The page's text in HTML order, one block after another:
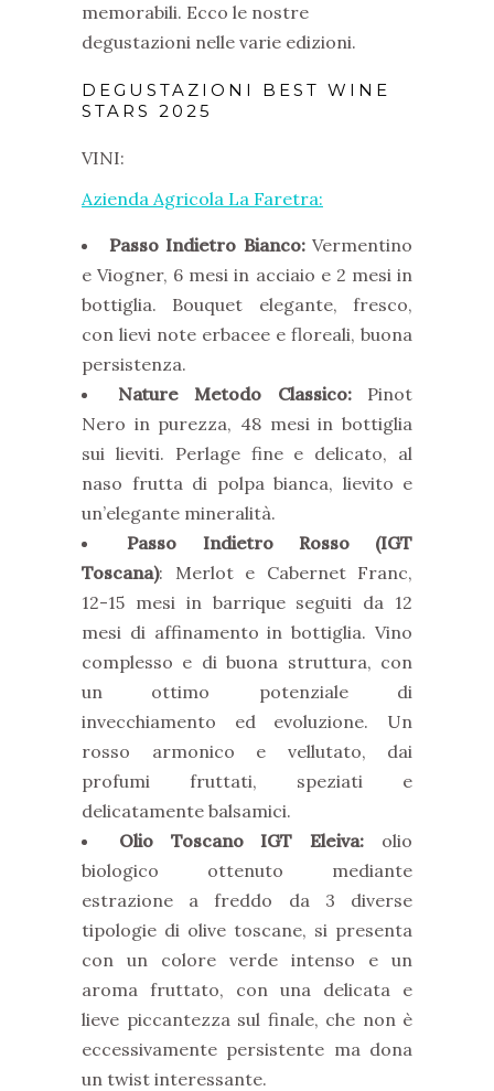
memorabili. Ecco le nostre
degustazioni nelle varie edizioni.
DEGUSTAZIONI BEST WINE
STARS 2025
VINI:
Azienda Agricola La Faretra:
Passo Indietro Bianco:Vermentino
e Viogner, 6 mesi in acciaio e 2 mesi in
bottiglia. Bouquet elegante, fresco,
con lievi note erbacee e floreali, buona
persistenza.
Nature Metodo Classico:Pinot
Nero in purezza, 48 mesi in bottiglia
sui lieviti. Perlage fine e delicato, al
naso frutta di polpa bianca, lievito e
un’elegante mineralità.
Passo Indietro Rosso (IGT
Toscana): Merlot e Cabernet Franc,
12-15 mesi in barrique seguiti da 12
mesi di affinamento in bottiglia. Vino
complesso e di buona struttura, con
un ottimo potenziale di
invecchiamento ed evoluzione. Un
rosso armonico e vellutato, dai
profumi fruttati, speziati e
delicatamente balsamici.
Olio Toscano IGT Eleiva: olio
biologico ottenuto mediante
estrazione a freddo da 3 diverse
tipologie di olive toscane, si presenta
con un colore verde intenso e un
aroma fruttato, con una delicata e
lieve piccantezza sul finale, che non è
eccessivamente persistente ma dona
un twist interessante.